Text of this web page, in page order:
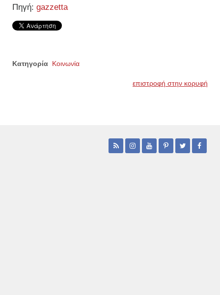
Πηγή: gazzetta
Κατηγορία Κοινωνία
επιστροφή στην κορυφή